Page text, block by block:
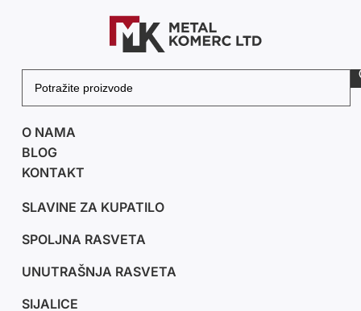
O NAMA
BLOG
KONTAKT
SLAVINE ZA KUPATILO
SPOLJNA RASVETA
UNUTRAŠNJA RASVETA
SIJALICE